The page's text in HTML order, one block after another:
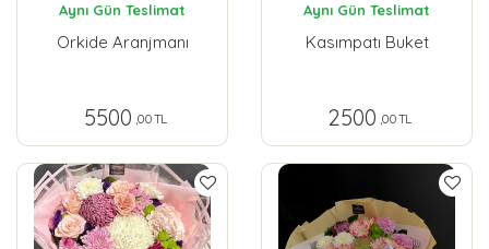
Aynı Gün Teslimat
Orkide Aranjmanı
5500 ,00 TL
Aynı Gün Teslimat
Kasımpatı Buket
2500 ,00 TL